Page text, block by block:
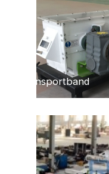
Transportband